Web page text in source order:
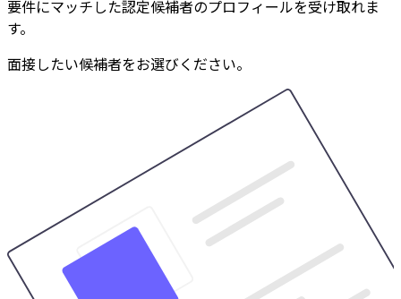
要件にマッチした認定候補者のプロフィールを受け取れま
す。
面接したい候補者をお選びください。